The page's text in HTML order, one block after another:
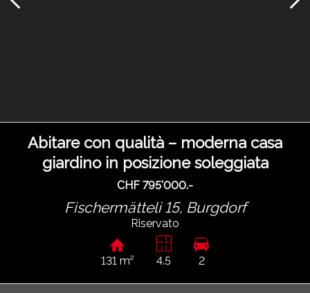
Abitare con qualità – moderna casa
giardino in posizione soleggiata
CHF 795'000.-
Fischermätteli 15, Burgdorf
Riservato
131 m² 4.5 2